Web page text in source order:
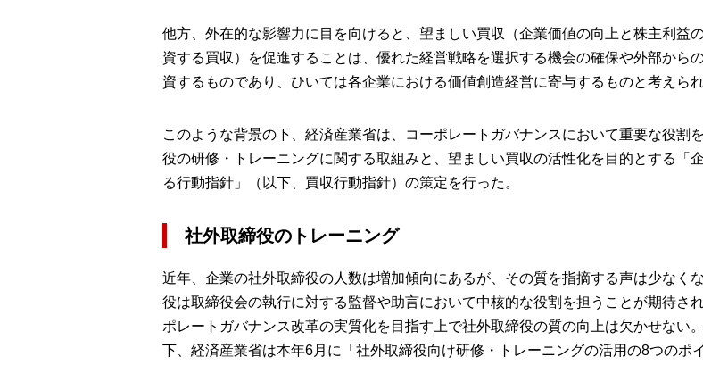
他方、外在的な影響力に目を向けると、望ましい買収（企業価値の向上と株主利益
資する買収）を促進することは、優れた経営戦略を選択する機会の確保や外部から
資するものであり、ひいては各企業における価値創造経営に寄与するものと考えられ
このような背景の下、経済産業省は、コーポレートガバナンスにおいて重要な役割
役の研修・トレーニングに関する取組みと、望ましい買収の活性化を目的とする「
る行動指針」（以下、買収行動指針）の策定を行った。
社外取締役のトレーニング
近年、企業の社外取締役の人数は増加傾向にあるが、その質を指摘する声は少なく
役は取締役会の執行に対する監督や助言において中核的な役割を担うことが期待さ
ポレートガバナンス改革の実質化を目指す上で社外取締役の質の向上は欠かせない
下、経済産業省は本年6月に「社外取締役向け研修・トレーニングの活用の8つのポ